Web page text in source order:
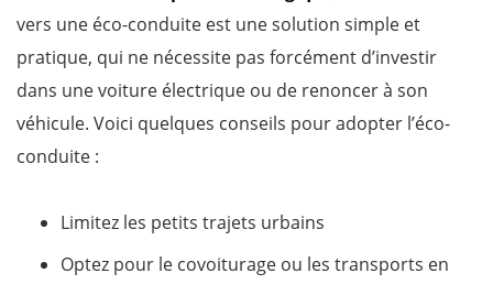
vers une éco-conduite est une solution simple et
pratique, qui ne nécessite pas forcément d’investir
dans une voiture électrique ou de renoncer à son
véhicule. Voici quelques conseils pour adopter l’éco-
conduite :
Limitez les petits trajets urbains
Optez pour le covoiturage ou les transports en